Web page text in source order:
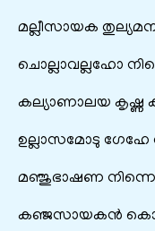
മല്ലീസായക
ചൊല്ലാവല്ലഹോ
കല്യാണാലയ കൃഷ്ണ
ഉല്ലാസമോടു ഗേഹേ
മഞ്ജുഭാഷണ
കഞ്ജസായകൻ